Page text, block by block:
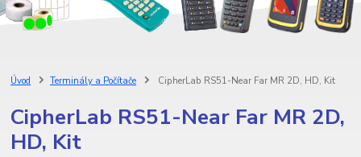
Úvod Terminály a Počítače CipherLab RS51-Near Far MR 2D, HD, Kit
CipherLab RS51-Near Far MR 2D,
HD, Kit